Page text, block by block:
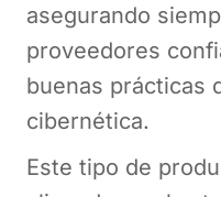
asegurando
proveedores
buenas prácticas
cibernética.
Este tipo de